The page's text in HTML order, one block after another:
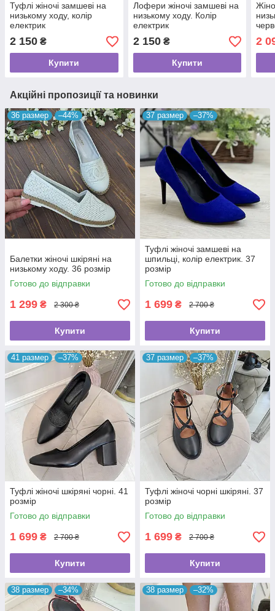
Туфлі жіночі замшеві на
низькому ходу, колір
електрик
2 150 ₴
Купити
Лофери жіночі замшеві на
низькому ходу. Колір
електрик
2 150₴
Купити
2
Акційні пропозиції та новинки
36 размер –44%
Балетки жіночі шкіряні на
низькому ходу. 36 розмір
Готово до відправки
1 299 ₴ 2 300 ₴
Купити
37 размер –37%
Туфлі жіночі замшеві на
шпильці, колір електрик. 37
розмір
Готово до відправки
1 699 ₴ 2 700 ₴
Купити
41 размер –37%
Туфлі жіночі шкіряні чорні. 41
розмір
Готово до відправки
1 699 ₴ 2 700 ₴
Купити
37 размер –37%
Туфлі жіночі чорні шкіряні. 37
розмір
Готово до відправки
1 699 ₴ 2 700 ₴
Купити
38 размер –34% 38 размер –32%